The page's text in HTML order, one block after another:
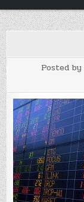
Posted by